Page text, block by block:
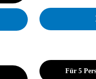
Für 5